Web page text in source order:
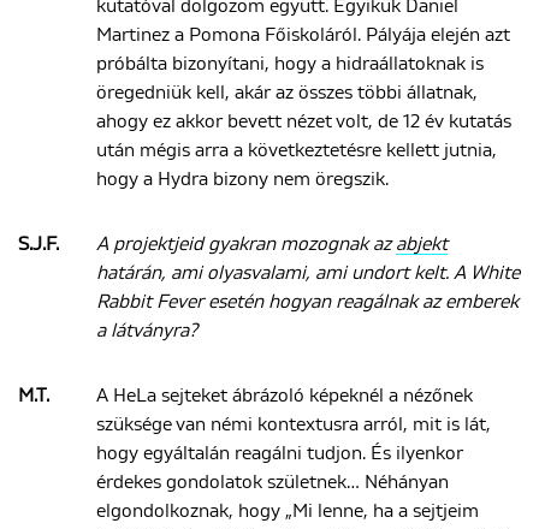
kutatóval dolgozom együtt. Egyikük Daniel
Martinez a Pomona Főiskoláról. Pályája elején azt
próbálta bizonyítani, hogy a hidraállatoknak is
öregedniük kell, akár az összes többi állatnak,
ahogy ez akkor bevett nézet volt, de 12 év kutatás
után mégis arra a következtetésre kellett jutnia,
hogy a Hydra bizony nem öregszik.
S.J.F. A projektjeid gyakran mozognak azabjekt
határán, ami olyasvalami, ami undort kelt. A White
Rabbit Fever esetén hogyan reagálnak az emberek
a látványra?
M.T.
A HeLa sejteket ábrázoló képeknél a nézőnek
szüksége van némi kontextusra arról, mit is lát,
hogy egyáltalán reagálni tudjon. És ilyenkor
érdekes gondolatok születnek… Néhányan
elgondolkoznak, hogy „Mi lenne, ha a sejtjeim